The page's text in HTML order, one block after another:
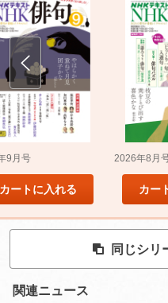
9月号
カートに入れる
2026年8月
カー
同じシリ
関連ニュース